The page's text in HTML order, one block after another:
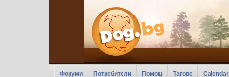
Форуми Потребители Помощ Тагове Calendar